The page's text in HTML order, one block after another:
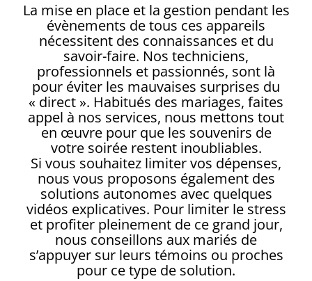
La mise en place et la gestion pendant les
évènements de tous ces appareils
nécessitent des connaissances et du
savoir-faire. Nos techniciens,
professionnels et passionnés, sont là
pour éviter les mauvaises surprises du
« direct ». Habitués des mariages, faites
appel à nos services, nous mettons tout
en œuvre pour que les souvenirs de
votre soirée restent inoubliables.
Si vous souhaitez limiter vos dépenses,
nous vous proposons également des
solutions autonomes avec quelques
vidéos explicatives. Pour limiter le stress
et profiter pleinement de ce grand jour,
nous conseillons aux mariés de
s’appuyer sur leurs témoins ou proches
pour ce type de solution.